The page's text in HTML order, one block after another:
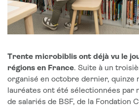
Trente microbiblis ont déjà vu le
régions en France. Suite à un
organisé en octobre dernier, quinze
lauréates ont été sélectionnées par
de salariés de BSF, de la Fondation